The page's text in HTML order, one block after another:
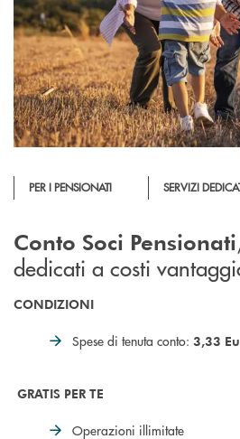
PER I PENSIONATI SERVIZI
Conto Soci Pensionati
dedicati a costi
CONDIZIONI
Spese di tenuta conto: 3,33
GRATIS PER TE
Operazioni illimitate